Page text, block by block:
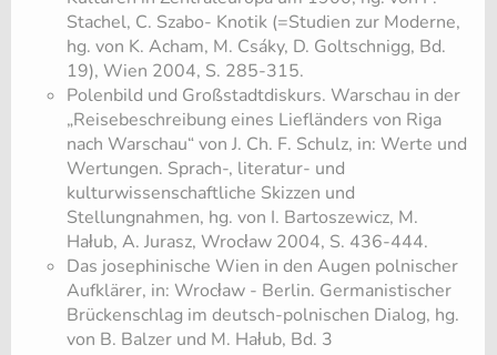
Stachel, C. Szabo- Knotik (=Studien zur Moderne,
hg. von K. Acham, M. Csáky, D. Goltschnigg, Bd.
19), Wien 2004, S. 285-315.
Polenbild und Großstadtdiskurs. Warschau in der
„Reisebeschreibung eines Liefländers von Riga
nach Warschau“ von J. Ch. F. Schulz, in: Werte und
Wertungen. Sprach-, literatur- und
kulturwissenschaftliche Skizzen und
Stellungnahmen, hg. von I. Bartoszewicz, M.
Hałub, A. Jurasz, Wrocław 2004, S. 436-444.
Das josephinische Wien in den Augen polnischer
Aufklärer, in: Wrocław - Berlin. Germanistischer
Brückenschlag im deutsch-polnischen Dialog, hg.
von B. Balzer und M. Hałub, Bd. 3